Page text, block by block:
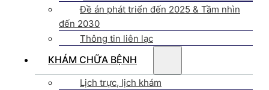
Đề án phát triển đến 2025 & Tầm nhìn
đến 2030
Thông tin liên lạc
KHÁM CHỮA BỆNH
Lịch trực, lịch khám